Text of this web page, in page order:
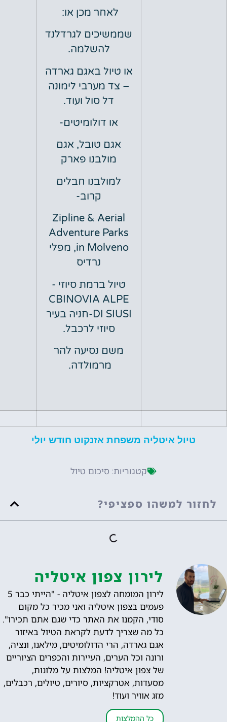
לאחר מכן או:
שממשיכים לגרדלנד
להשלמה.
או טיול באגם גארדה
– צד מערבי לימונה
דל סול ועוד.
או דולומיטים-
אגם טובל, אגם
מולבנו פארק
למולבנו חבלים
Zipline & Aerial
Adventure Parks
in Molveno, מפלי
טיול ברמת סיוזי -
CBINOVIA ALPE
DI SIUSI-חניה בעיר
סיוזי לרכבל.
משם נסיעה להר
מרמולדה.
איטליה משפחת אזנקוט חודש יולי
קטגוריות:סיכום טיול
למשהו ספציפי?
לירון צפון איטליה
לירון המומחה לצפון איטליה - "הייתי כבר 5
פעמים בצפון איטליה ואני מכיר כל מקום
סודי, הקמנו את האתר כדי שגם אתם תכירו".
כל מה שצריך לדעת לקראת הטיול באיזור
אגם גארדה, הרי הדולומיטים, מילאנו, ונציה,
ורונה וכל הערים, העיירות והכפרים הציוריים
של צפון איטליה! המלצות על מלונות,
מסעדות, אטרקציות, סיורים, טיולים, רכבלים,
מזג אוויר ועוד!
כל ההמלצות